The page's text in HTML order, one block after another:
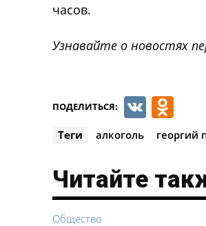
часов.
Узнавайте о новостях
ПОДЕЛИТЬСЯ: VK
Теги алкоголь георгий
Читайте
Общество